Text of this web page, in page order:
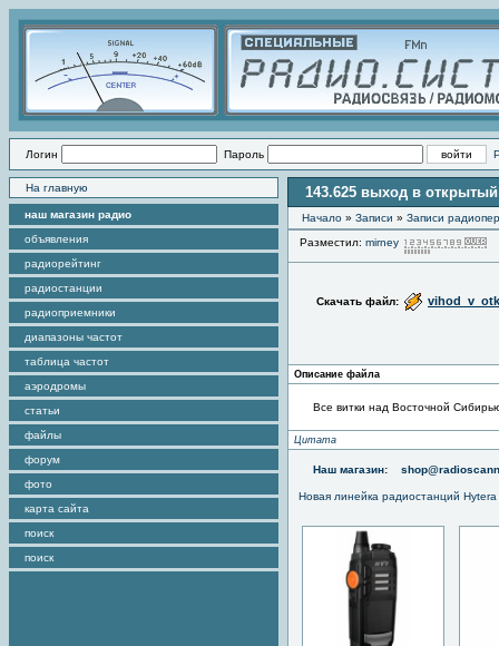
Логин Пароль
На главную
наш магазин радио
объявления
радиорейтинг
радиостанции
радиоприемники
диапазоны частот
таблица частот
аэродромы
статьи
файлы
форум
фото
карта сайта
поиск
поиск
143.625 выход в
Начало » Записи » Записи
Разместил: mirney
Скачать файл:
Описание файла
Все витки над Восточной
Цитата
Наш магазин:
Новая линейка радиостанций